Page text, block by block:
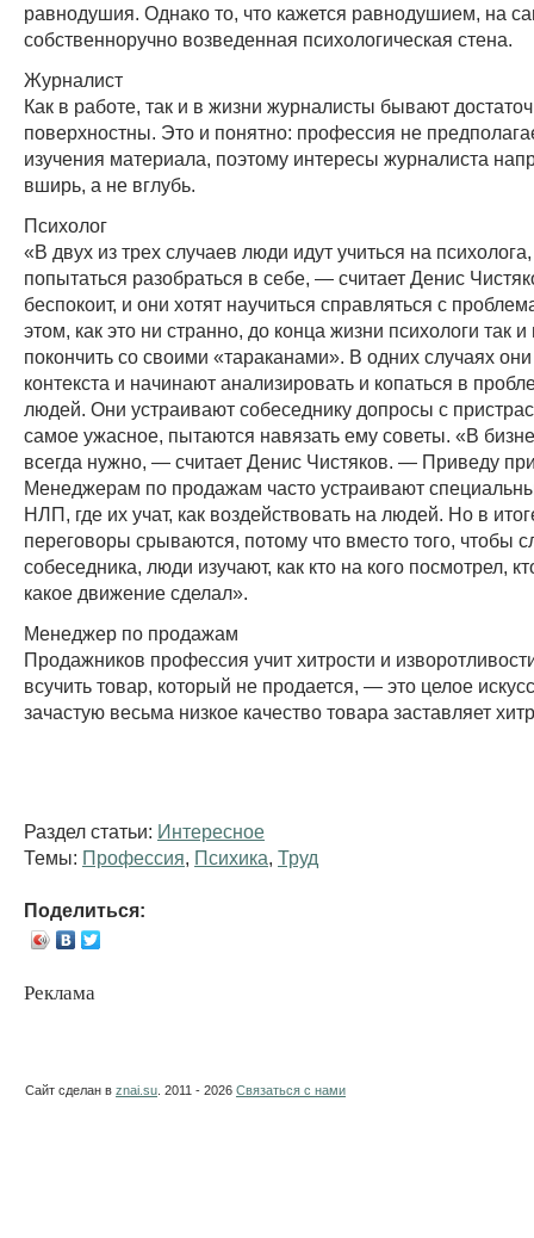
равнодушия. Однако то, что кажется равнодушием, на
собственноручно возведенная психологическая стена.
Журналист
Как в работе, так и в жизни журналисты бывают
поверхностны. Это и понятно: профессия не
изучения материала, поэтому интересы журналиста
вширь, а не вглубь.
Психолог
«В двух из трех случаев люди идут учиться на
попытаться разобраться в себе, — считает Денис
беспокоит, и они хотят научиться справляться с
этом, как это ни странно, до конца жизни психологи так и
покончить со своими «тараканами». В одних случаях
контекста и начинают анализировать и копаться в
людей. Они устраивают собеседнику допросы с
самое ужасное, пытаются навязать ему советы. «В
всегда нужно, — считает Денис Чистяков. — Приведу
Менеджерам по продажам часто устраивают
НЛП, где их учат, как воздействовать на людей. Но в
переговоры срываются, потому что вместо того, чтобы
собеседника, люди изучают, как кто на кого посмотрел,
какое движение сделал».
Менеджер по продажам
Продажников профессия учит хитрости и
всучить товар, который не продается, — это целое
зачастую весьма низкое качество товара заставляет
Раздел статьи: Интересное
Темы: Профессия Психика Труд
Поделиться:
Реклама
Сайт сделан в znai.su . 2011 - 2026 Связаться с нами